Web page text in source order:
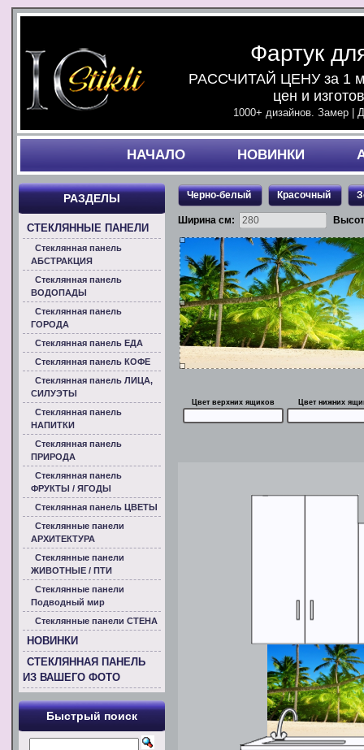
Фартук
РАССЧИТАЙ ЦЕНУ за 1
цен и
1000+ дизайнов. Замер |
НАЧАЛO НОВИНКИ
Черно-белый Красочный
Ширина см:
Цвет верхних ящиков Цвет нижних
РАЗДЕЛЫ
СТЕКЛЯННЫЕ ПАНЕЛИ
Стеклянная панель
АБСТРАКЦИЯ
Стеклянная панель
ВОДОПАДЫ
Стеклянная панель
ГОРОДА
Стеклянная панель ЕДА
Стеклянная панель КОФЕ
Стеклянная панель ЛИЦА,
СИЛУЭТЫ
Стеклянная панель
НАПИТКИ
Стеклянная панель
ПРИРОДА
Стеклянная панель
ФРУКТЫ / ЯГОДЫ
Стеклянная панель ЦВЕТЫ
Стеклянные панели
АРХИТЕКТУРА
Стеклянные панели
ЖИВОТНЫЕ / ПТИ
Стеклянные панели
Подводный мир
Стеклянные панели СТЕНА
НОВИНКИ
СТЕКЛЯННАЯ ПАНЕЛЬ
ИЗ ВАШЕГО ФОТО
Быстрый поиск